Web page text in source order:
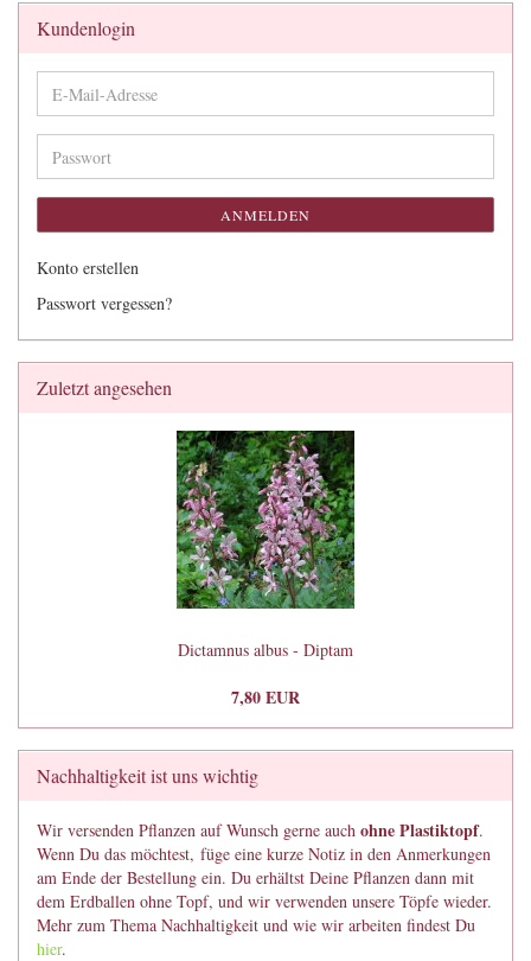
Kundenlogin
E-
Mail-
Adresse
Passwort
ANMELDEN
Konto erstellen
Passwort vergessen?
Zuletzt angesehen
Dictamnus albus - Diptam
7,80 EUR
Nachhaltigkeit ist uns wichtig
Wir versenden Pflanzen auf Wunsch gerne auch ohne Plastiktopf.
Wenn Du das möchtest, füge eine kurze Notiz in den Anmerkungen
am Ende der Bestellung ein. Du erhältst Deine Pflanzen dann mit
dem Erdballen ohne Topf, und wir verwenden unsere Töpfe wieder.
Mehr zum Thema Nachhaltigkeit und wie wir arbeiten findest Du
hier.